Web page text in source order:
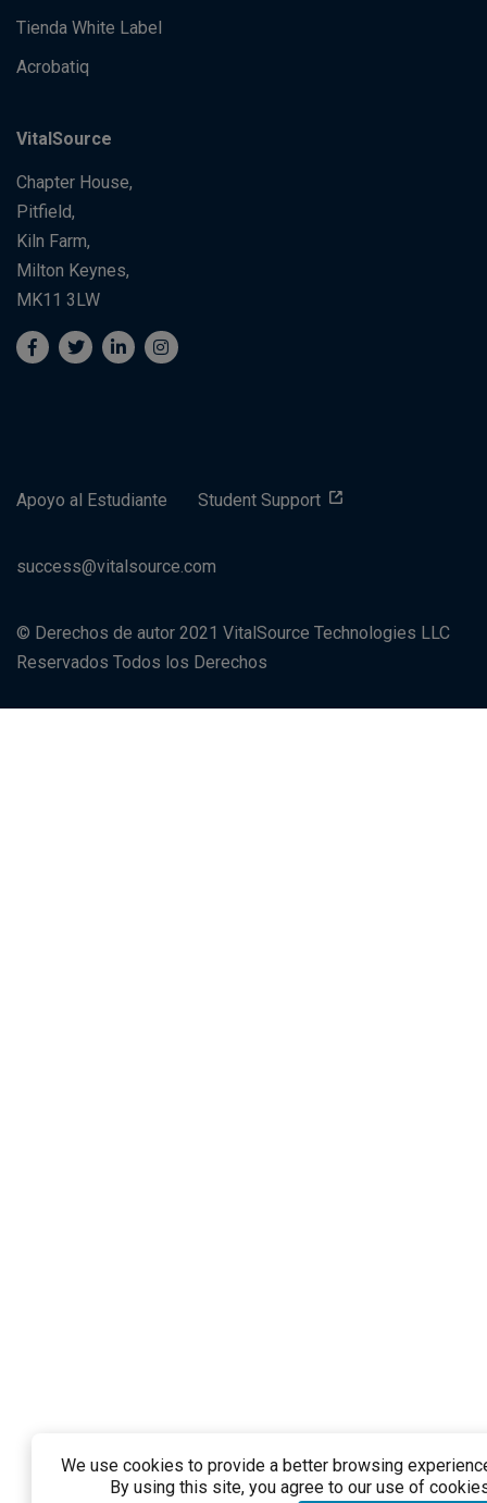
We use cookies to provide a better browsing
By using this site, you agree to our use of
Tienda White Label
Acrobatiq
VitalSource
Chapter House,
Pitfield,
Kiln Farm,
Milton Keynes,
MK11 3LW
Apoyo al Estudiante Student Support
success@vitalsource.com
© Derechos de autor 2021 VitalSource Technologies LLC
Reservados Todos los Derechos